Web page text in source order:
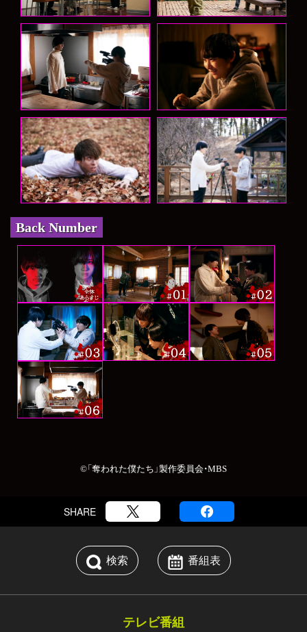
Back Number
©「奪われた僕たち」製作委員会・MBS
SHARE
検索 番組表
テレビ番組